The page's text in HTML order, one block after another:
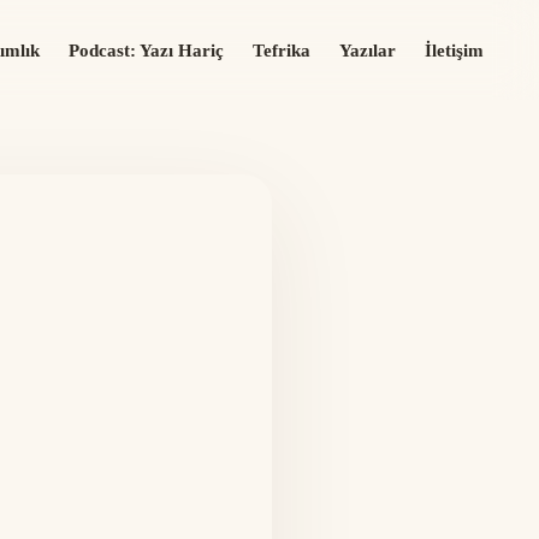
Podcast: Yazı Hariç Tefrika Yazılar İletişim